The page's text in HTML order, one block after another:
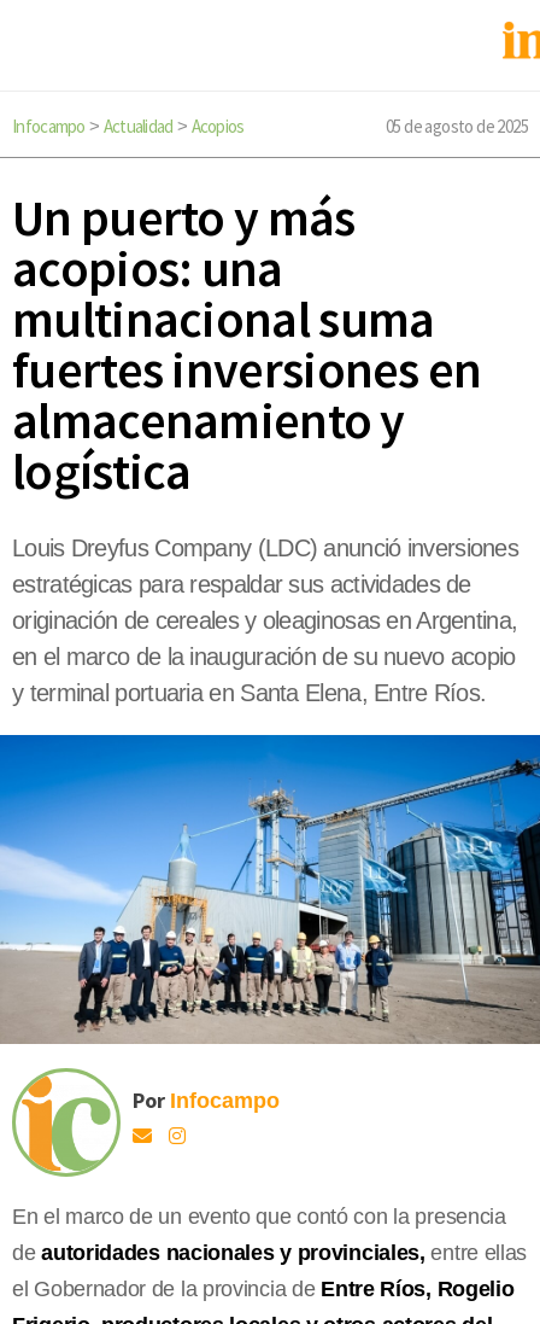
Infocampo > Actualidad > Acopios 05 de agosto de 2025
Un puerto y más
acopios: una
multinacional suma
fuertes inversiones en
almacenamiento y
logística
Louis Dreyfus Company (LDC) anunció inversiones
estratégicas para respaldar sus actividades de
originación de cereales y oleaginosas en Argentina,
en el marco de la inauguración de su nuevo acopio
y terminal portuaria en Santa Elena, Entre Ríos.
Por Infocampo
En el marco de un evento que contó con la presencia
deautoridades nacionales y provinciales,entre ellas
el Gobernador de la provincia de Entre Ríos, Rogelio